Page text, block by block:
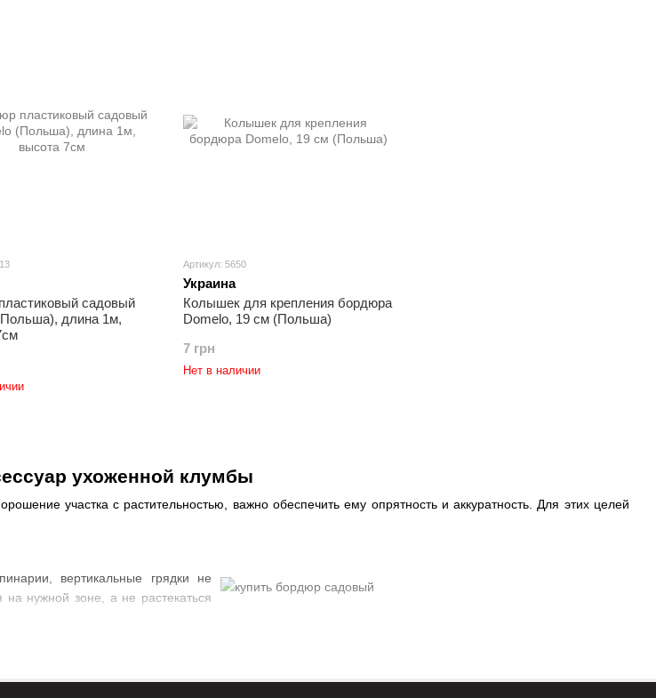
ухоженной клумбы
участка с растительностью, важно обеспечить ему опрятность и аккуратность. Для этих целей
вертикальные грядки не
на нужной зоне, а не растекаться
садовый
длина 1м,
Артикул: 5650
Украина
Колышек для крепления бордюра
Domelo, 19 см (Польша)
7 грн
Нет в наличии